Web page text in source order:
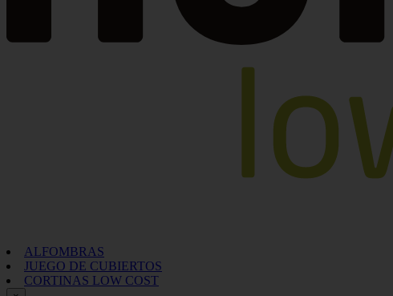
ALFOMBRAS
JUEGO DE CUBIERTOS
CORTINAS LOW COST